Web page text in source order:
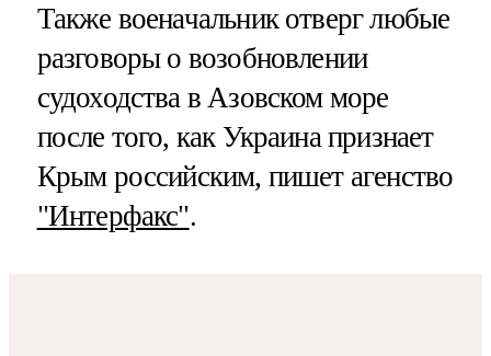
Также военачальник отверг любые
разговоры о возобновлении
судоходства в Азовском море
после того, как Украина признает
Крым российским, пишет агенство
"Интерфакс".